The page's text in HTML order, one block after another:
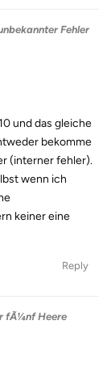
Fehler
und das gleiche
bekomme
(interner fehler).
wenn ich
keiner eine
Reply
fÃ¼nf Heere